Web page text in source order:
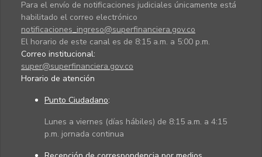
Para el envío de notificaciones judiciales únicamente está
habilitado el correo electrónico
notificaciones_ingreso@superfinanciera.gov.co
El horario de este canal es de 8:15 a.m. a 5:00 p.m.
Correo institucional:
super@superfinanciera.gov.co
Horario de atención
Punto Ciudadano:
Lunes a viernes (días hábiles) de 8:15 a.m. a 4:15
p.m. jornada continua